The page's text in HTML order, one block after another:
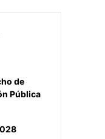
de
Pública